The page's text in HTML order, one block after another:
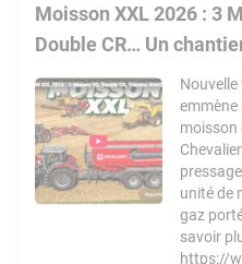
Moisson XXL 2026 : 3
Double CR… Un
Nouvelle
moisson
unité de
gaz
savoir
https://